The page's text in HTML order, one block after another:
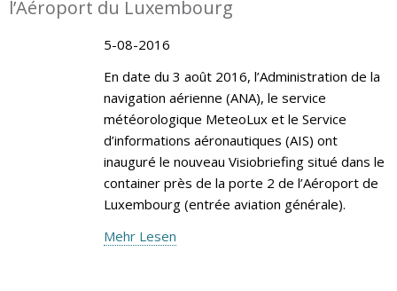
l’Aéroport du Luxembourg
5-08-2016
En date du 3 août 2016, l’Administration de la
navigation aérienne (ANA), le service
météorologique MeteoLux et le Service
d’informations aéronautiques (AIS) ont
inauguré le nouveau Visiobriefing situé dans le
container près de la porte 2 de l’Aéroport de
Luxembourg (entrée aviation générale).
Mehr Lesen